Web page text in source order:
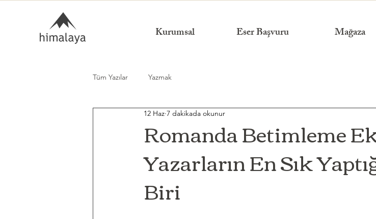
Kurumsal Eser Başvuru Mağaza
Tüm Yazılar Yazmak
Romanda Betimleme
Yazarların En Sık
Biri
12 Haz 7 dakikada okunur